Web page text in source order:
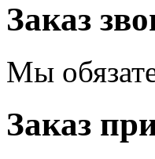
Заказ
Мы
Заказ